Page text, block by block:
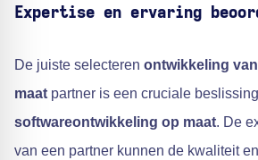
Expertise en ervaring
De juiste selecteren ontwikkeling
maat partner is een cruciale
softwareontwikkeling op maat. De
van een partner kunnen de kwaliteit